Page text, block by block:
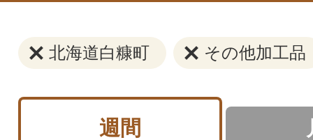
北海道白糠町 その他加工品
週間